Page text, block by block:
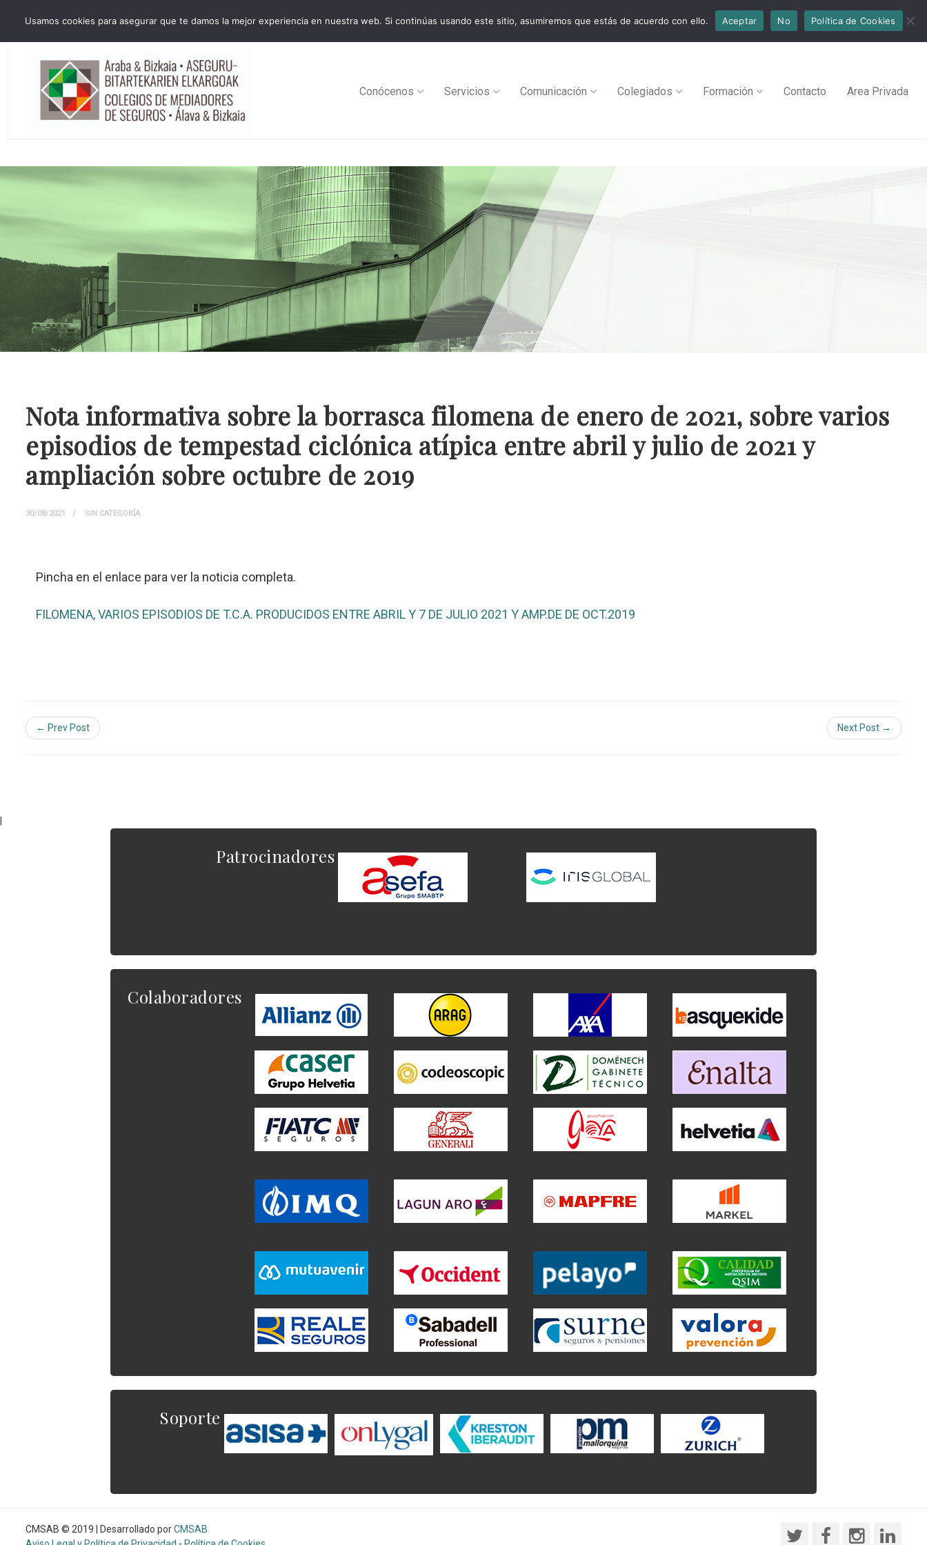
administracion@cmsab.eus 94.442.43.43 Móvil y Whatsapp 688.889.170
Conócenos Servicios Comunicación Colegiados Formación Contacto Area Privada
Nota informativa sobre la borrasca filomena de enero de 2021, sobre varios
episodios de tempestad ciclónica atípica entre abril y julio de 2021 y
ampliación sobre octubre de 2019
30/08/2021 SIN CATEGORÍA
Pincha en el enlace para ver la noticia completa.
FILOMENA, VARIOS EPISODIOS DE T.C.A. PRODUCIDOS ENTRE ABRIL Y 7 DE JULIO 2021 Y AMP.DE DE OCT.2019
← Prev Post Next Post →
|
Patrocinadores
Colaboradores
Soporte
CMSAB © 2019 | Desarrollado porCMSAB
Usamos cookies para asegurar que te damos la mejor experiencia en nuestra web. Si continúas usando este sitio, asumiremos que estás de acuerdo con ello. Aceptar No Política de Cookies